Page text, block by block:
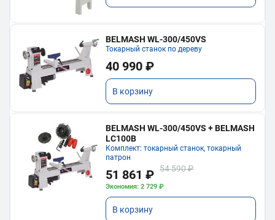
BELMASH WL-300/450VS
Токарный станок по дереву
40 990 ₽
В корзину
BELMASH WL-300/450VS + BELMASH
LC100B
Комплект: токарный станок, токарный
патрон
51 861 ₽ 54 590 ₽
Экономия: 2 729 ₽
В корзину